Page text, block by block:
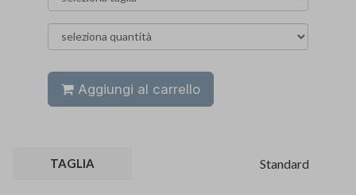
Aggiungi al carrello
TAGLIA Standard